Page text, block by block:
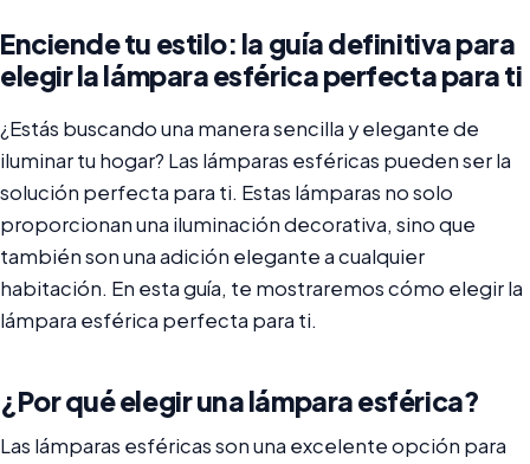
Enciende tu estilo: la guía definitiva para
elegir la lámpara esférica perfecta para ti
¿Estás buscando una manera sencilla y elegante de
iluminar tu hogar? Las lámparas esféricas pueden ser la
solución perfecta para ti. Estas lámparas no solo
proporcionan una iluminación decorativa, sino que
también son una adición elegante a cualquier
habitación. En esta guía, te mostraremos cómo elegir la
lámpara esférica perfecta para ti.
¿Por qué elegir una lámpara esférica?
Las lámparas esféricas son una excelente opción para